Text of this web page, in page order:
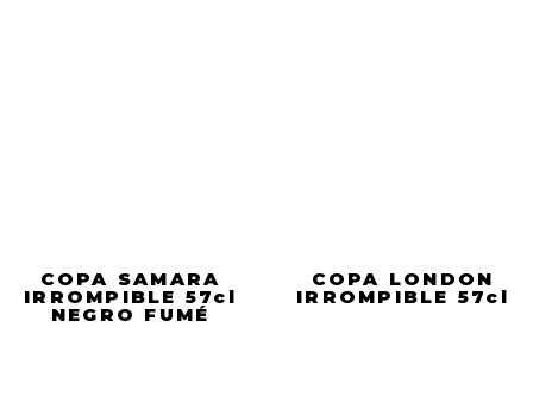
COPA SAMARA
IRROMPIBLE 57cl
NEGRO FUMÉ
COPA LONDON
IRROMPIBLE 57cl